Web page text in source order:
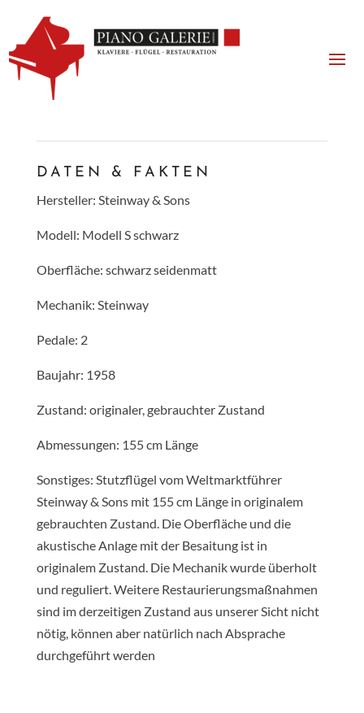
DATEN & FAKTEN
Hersteller: Steinway & Sons
Modell: Modell S schwarz
Oberfläche: schwarz seidenmatt
Mechanik: Steinway
Pedale: 2
Baujahr: 1958
Zustand: originaler, gebrauchter Zustand
Abmessungen: 155 cm Länge
Sonstiges: Stutzflügel vom Weltmarktführer
Steinway & Sons mit 155 cm Länge in originalem
gebrauchten Zustand. Die Oberfläche und die
akustische Anlage mit der Besaitung ist in
originalem Zustand. Die Mechanik wurde überholt
und reguliert. Weitere Restaurierungsmaßnahmen
sind im derzeitigen Zustand aus unserer Sicht nicht
nötig, können aber natürlich nach Absprache
durchgeführt werden